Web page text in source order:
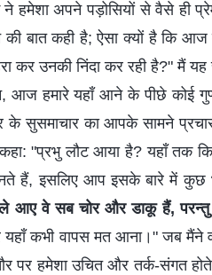
हमेशा अपने पड़ोसियों से वैसे ही
बात कही है; ऐसा क्यों है कि आज
कर उनकी निंदा कर रही है?" मैं यह
आज हमारे यहाँ आने के पीछे कोई
के सुसमाचार का आपके सामने
"प्रभु लौट आया है? यहाँ तक
हैं, इसलिए आप इसके बारे में कुछ
आए वे सब चोर और डाकू हैं, परन्तु
कभी वापस मत आना।" जब मैंने
हमेशा उचित और तर्क-संगत